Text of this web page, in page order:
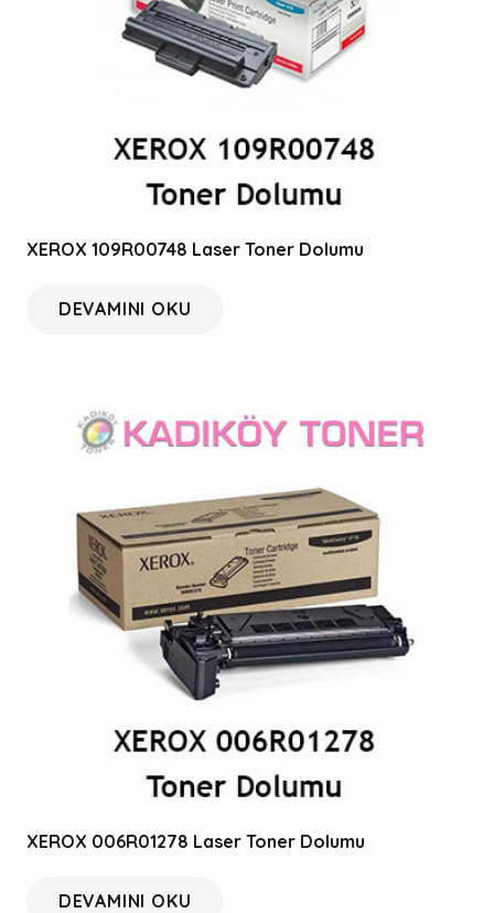
XEROX 109R00748 Laser Toner Dolumu
DEVAMINI OKU
XEROX 006R01278 Laser Toner Dolumu
DEVAMINI OKU